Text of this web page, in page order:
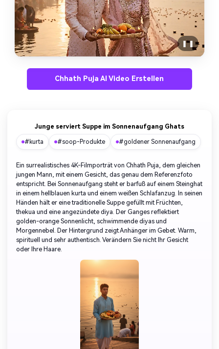
❚ ❚
Chhath Puja AI Video Erstellen
Junge serviert Suppe im Sonnenaufgang Ghats
#kurta #soop-Produkte #goldener Sonnenaufgang
Ein surrealistisches 4K-Filmporträt von Chhath Puja, dem gleichen
jungen Mann, mit einem Gesicht, das genau dem Referenzfoto
entspricht. Bei Sonnenaufgang steht er barfuß auf einem Steinghat
in einem hellblauen kurta und einem weißen Schlafanzug. In seinen
Händen hält er eine traditionelle Suppe gefüllt mit Früchten,
thekua und eine angezündete diya. Der Ganges reflektiert
golden-orange Sonnenlicht, schwimmende diyas und
Morgennebel. Der Hintergrund zeigt Anhänger im Gebet. Warm,
spirituell und sehr authentisch. Verändern Sie nicht Ihr Gesicht
oder Ihre Haare.